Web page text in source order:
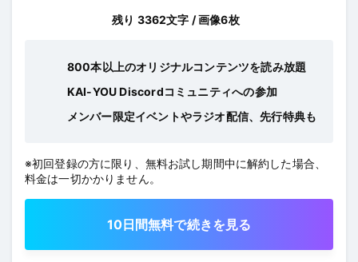
残り 3362文字 / 画像6枚
800本以上のオリジナルコンテンツを読み放題
KAI-YOU Discordコミュニティへの参加
メンバー限定イベントやラジオ配信、先行特典も
※初回登録の方に限り、無料お試し期間中に解約した場合、
料金は一切かかりません。
10日間無料で続きを見る